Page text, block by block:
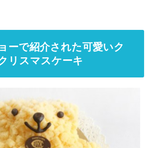
ーで紹介された可愛いク
リスマスケーキ